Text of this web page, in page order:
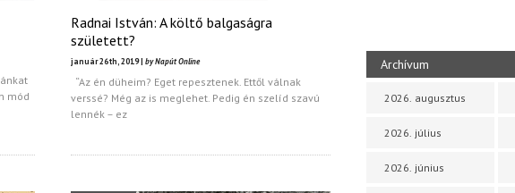
mód
Radnai István: A költő balgaságra
született?
január 26th, 2019 | by Napút Online
“Az én düheim? Eget repesztenek. Ettől válnak
verssé? Még az is meglehet. Pedig én szelíd szavú
lennék – ez
Archívum
2026. augusztus
2026. július
2026. június